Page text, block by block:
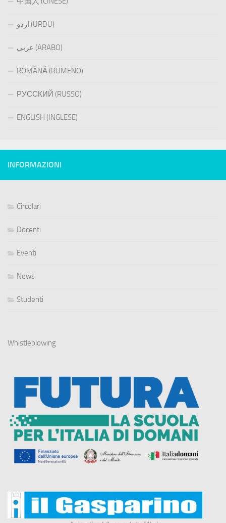
اردو (URDU)
عربي (ARABO)
ROMÂNĂ (RUMENO)
РУССКИЙ (RUSSO)
ENGLISH (INGLESE)
INFORMAZIONI
Circolari
Docenti
Eventi
News
Studenti
Whistleblowing